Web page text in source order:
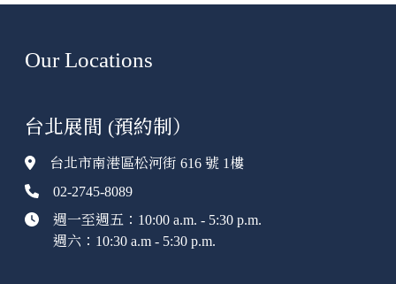
Our Locations
台北展間 (預約制）
台北市南港區松河街 616 號 1樓
02-2745-8089
週一至週五：10:00 a.m. - 5:30 p.m.
週六：10:30 a.m - 5:30 p.m.